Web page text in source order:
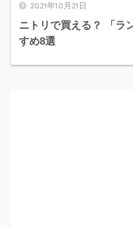
2021年10月21日
ニトリで買える？ 「ラ
すめ8選